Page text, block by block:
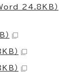
Word 24.8KB）
）
）